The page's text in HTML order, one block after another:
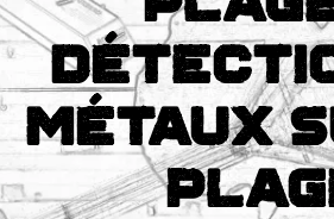
Métaux